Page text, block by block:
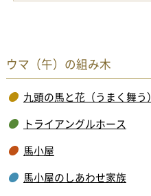
ウマ（午）の組み木
九頭の馬と花（うまく舞う）
トライアングルホース
馬小屋
馬小屋のしあわせ家族